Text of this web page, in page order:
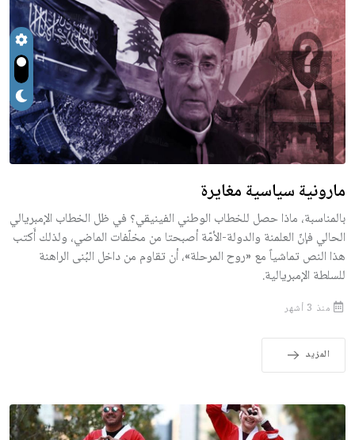
مارونية سياسية مغايرة
بالمناسبة، ماذا حصل للخطاب الوطني الفينيقي؟ في ظل الخطاب الإمبريالي
الحالي فإنّ العلمنة والدولة-الأمّة أصبحتا من مخلّفات الماضي، ولذلك أَكتب
هذا النص تماشياً مع «روح المرحلة»، أن تقاوم من داخل البُنى الراهنة
للسلطة الإمبريالية.
منذ 3 أشهر
المزيد